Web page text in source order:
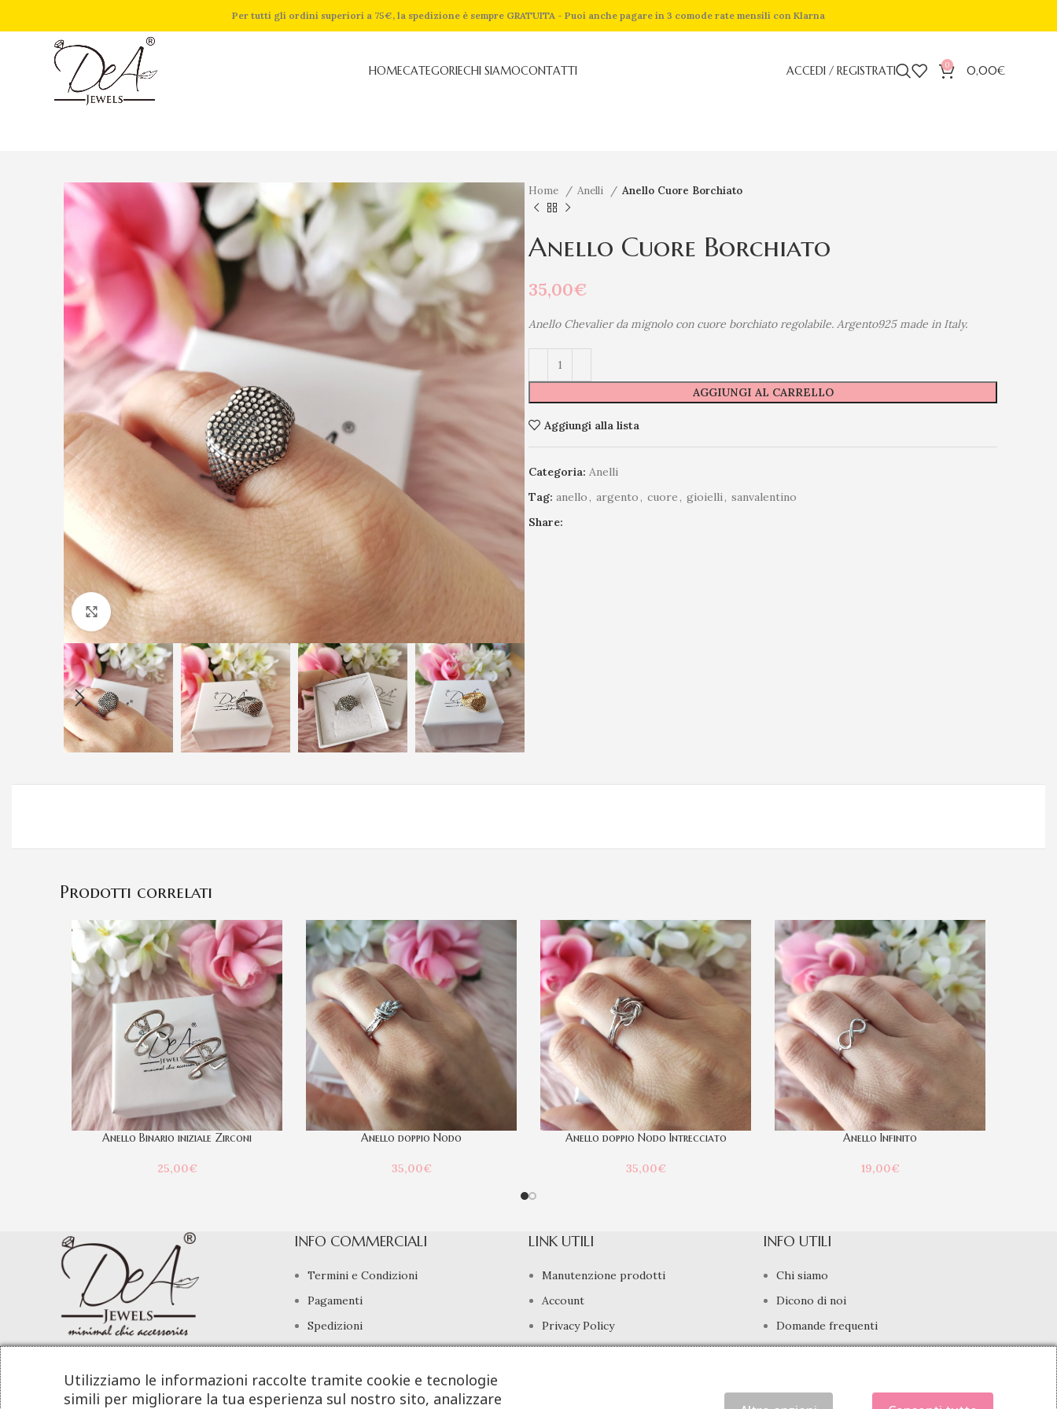
Per tutti gli ordini superiori a 75€, la spedizione è sempre GRATUITA - Puoi anche pagare in 3 comode rate mensili con Klarna
HOMECATEGORIECHI SIAMOCONTATTI ACCEDI / REGISTRATI 0 0,00€
Click to enlarge
Home Anelli Anello Cuore Borchiato
Anello Cuore Borchiato
35,00€
Anello Chevalier da mignolo con cuore borchiato regolabile. Argento925 made in Italy.
AGGIUNGI AL CARRELLO
Aggiungi alla lista
Categoria: Anelli
Tag: anello, argento, cuore, gioielli, sanvalentino
Share:
Prodotti correlati
Anello Binario iniziale Zirconi
25,00€
Anello doppio Nodo
35,00€
Anello doppio Nodo Intrecciato
35,00€
Anello Infinito
19,00€
info@deajewels.it
INFO COMMERCIALI
Termini e Condizioni
Pagamenti
Spedizioni
Diritto di Recesso
LINK UTILI
Manutenzione prodotti
Account
Privacy Policy
Gestione cookie
INFO UTILI
Chi siamo
Dicono di noi
Domande frequenti
Contatti
Utilizziamo le informazioni raccolte tramite cookie e tecnologie
simili per migliorare la tua esperienza sul nostro sito, analizzare